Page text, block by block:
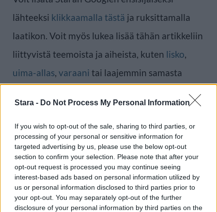
Stara - Do Not Process My Personal Information
If you wish to opt-out of the sale, sharing to third parties, or
processing of your personal or sensitive information for
targeted advertising by us, please use the below opt-out
section to confirm your selection. Please note that after your
opt-out request is processed you may continue seeing
interest-based ads based on personal information utilized by
us or personal information disclosed to third parties prior to
your opt-out. You may separately opt-out of the further
disclosure of your personal information by third parties on the
lähteeksi klikkaamalla tästä ja ruksittamalla
laatikon. Voit myös lukea lisää tähän artikkeliin
liittyvistä teemoista ja aiheista, kuten lisko,
uima-allas, varaani tai laajemmin samasta